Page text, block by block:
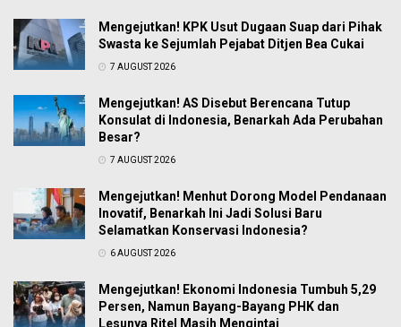
Mengejutkan! KPK Usut Dugaan Suap dari Pihak
Swasta ke Sejumlah Pejabat Ditjen Bea Cukai
7 AUGUST 2026
Mengejutkan! AS Disebut Berencana Tutup
Konsulat di Indonesia, Benarkah Ada Perubahan
Besar?
7 AUGUST 2026
Mengejutkan! Menhut Dorong Model Pendanaan
Inovatif, Benarkah Ini Jadi Solusi Baru
Selamatkan Konservasi Indonesia?
6 AUGUST 2026
Mengejutkan! Ekonomi Indonesia Tumbuh 5,29
Persen, Namun Bayang-Bayang PHK dan
Lesunya Ritel Masih Mengintai